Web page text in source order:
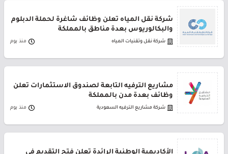
شركة نقل المياه تعلن وظائف شاغرة لحملة الدبلوم
والبكالوريوس بعدة مناطق بالمملكة
شركة نقل وتقنيات المياه منذ يوم
مشاريع الترفيه التابعة لصندوق الاستثمارات تعلن
وظائف بعدة مدن بالمملكة
شركة مشاريع الترفيه السعودية منذ يوم
الأكاديمية الوطنية الرائدة تعلن فتح التقديم في